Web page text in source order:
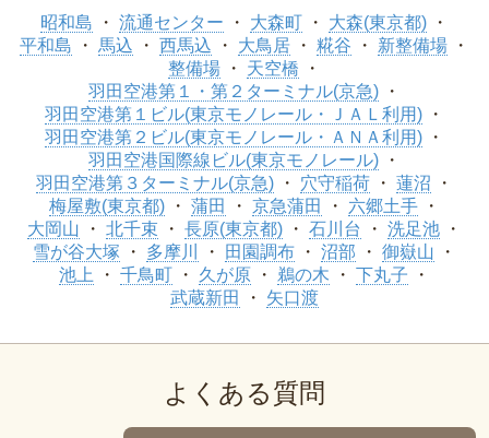
昭和島 流通センター 大森町
大森(東京都)
平和島
馬込 西馬込 大鳥居 糀谷
新整備場
整備場
天空橋
羽田空港第１・第２ターミナル(京急)
羽田空港第１ビル(東京モノレール・ＪＡＬ利用)
羽田空港第２ビル(東京モノレール・ＡＮＡ利用)
羽田空港国際線ビル(東京モノレール)
羽田空港第３ターミナル(京急)
穴守稲荷
蓮沼
梅屋敷(東京都)
蒲田 京急蒲田
六郷土手
大岡山
北千束 長原(東京都) 石川台
洗足池
雪が谷大塚
多摩川 田園調布 沼部
御嶽山
池上
千鳥町 久が原 鵜の木
下丸子
武蔵新田
矢口渡
よくある質問